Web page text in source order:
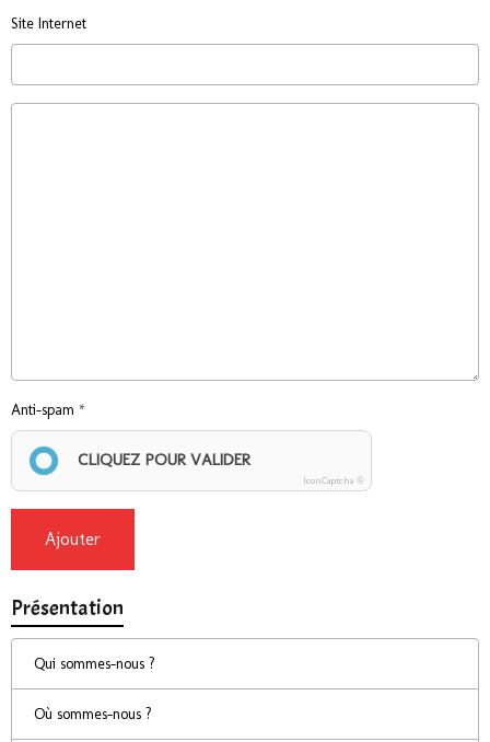
Site Internet
Anti-spam
CLIQUEZ POUR VALIDER
IconCaptcha ©
Ajouter
Présentation
Qui sommes-nous ?
Où sommes-nous ?